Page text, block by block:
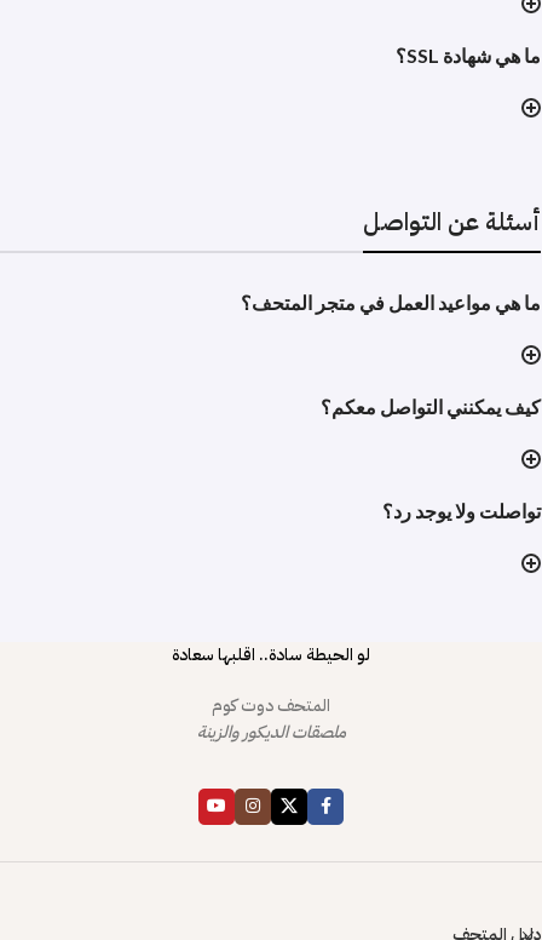
ما هي شهادة SSL؟
أسئلة عن التواصل
ما هي مواعيد العمل في متجر المتحف؟
كيف يمكنني التواصل معكم؟
تواصلت ولا يوجد رد؟
لو الحيطة سادة.. اقلبها سعادة
المتحف دوت كوم
ملصقات الديكور والزينة
دليل المتحف